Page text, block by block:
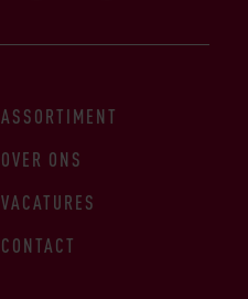
ASSORTIMENT
OVER ONS
VACATURES
CONTACT